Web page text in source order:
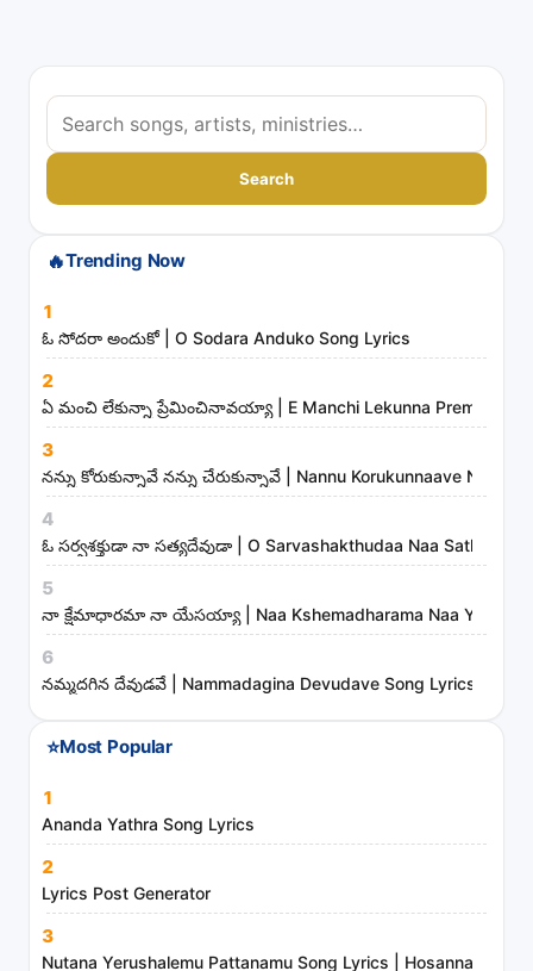
S
e
r
h
o
n
g
s
,
a
r
t
t
s
d
m
i
s
t
Search
🔥Trending Now
1
ఓ సోదరా అందుకో | O Sodara Anduko Song Lyrics
2
ఏ మంచి లేకున్నా ప్రేమించినావయ్యా | E Manchi Lekunna
3
నన్ను కోరుకున్నావే నన్ను చేరుకున్నావే | Nannu Korukunnaave Nannu
4
ఓ సర్వశక్తుడా నా సత్యదేవుడా | O Sarvashakthudaa Naa
5
నా క్షేమాధారమా నా యేసయ్యా | Naa Kshemadharama Naa Yesayya
6
నమ్మదగిన దేవుడవే | Nammadagina Devudave Song Lyrics
⭐Most Popular
1
Ananda Yathra Song Lyrics
2
Lyrics Post Generator
3
Nutana Yerushalemu Pattanamu Song Lyrics | Hosanna